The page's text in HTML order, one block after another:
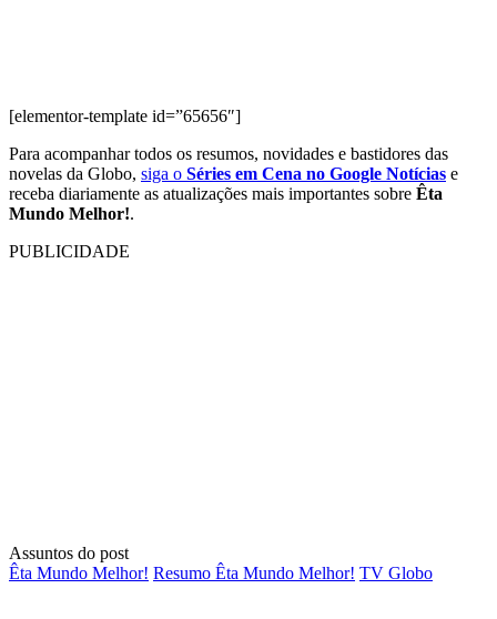
[elementor-template id=”65656″]
Para acompanhar todos os resumos, novidades e bastidores das
novelas da Globo, siga o Séries em Cena no Google Notícias e
receba diariamente as atualizações mais importantes sobre Êta
Mundo Melhor!.
PUBLICIDADE
Assuntos do post
Êta Mundo Melhor! Resumo Êta Mundo Melhor! TV Globo